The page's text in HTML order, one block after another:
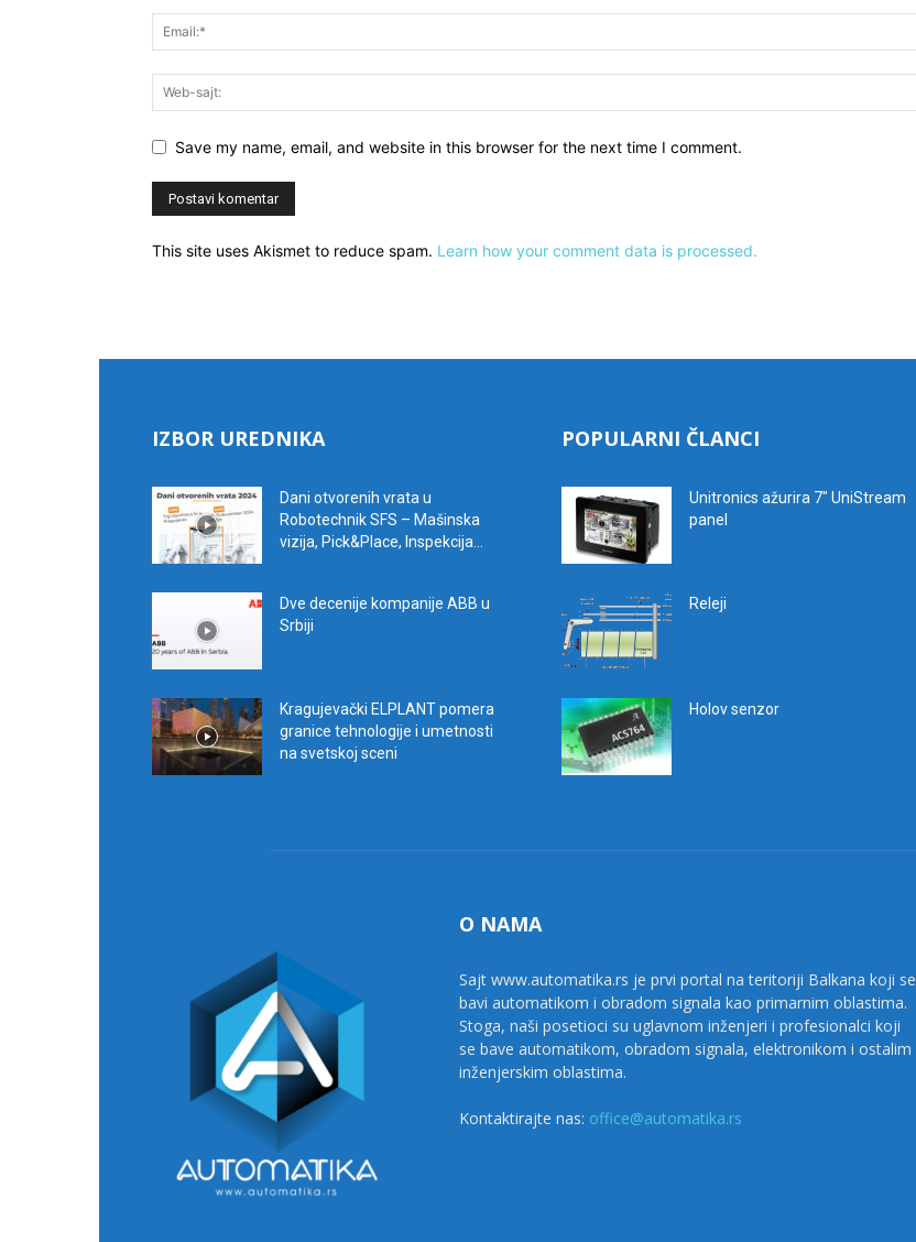
Save my name, email, and website in this browser for the next time I comment.
This site uses Akismet to reduce spam. Learn how your comment data is processed.
IZBOR UREDNIKA
Dani otvorenih vrata u
Robotechnik SFS – Mašinska
vizija, Pick&Place, Inspekcija...
Dve decenije kompanije ABB u
Srbiji
Kragujevački ELPLANT pomera
granice tehnologije i umetnosti
na svetskoj sceni
POPULARNI ČLANCI
Unitronics ažurira 7″ UniStream
panel
Releji
Holov senzor
O NAMA
Sajt www.automatika.rs je prvi portal na teritoriji Balkana koji se
bavi automatikom i obradom signala kao primarnim oblastima.
Stoga, naši posetioci su uglavnom inženjeri i profesionalci koji
se bave automatikom, obradom signala, elektronikom i ostalim
inženjerskim oblastima.
Kontaktirajte nas: office@automatika.rs